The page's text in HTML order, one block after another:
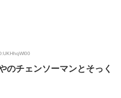
のチェンソーマンとそっく